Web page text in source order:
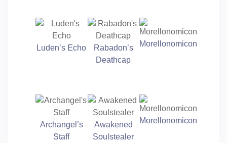
Luden’s Echo
Rabadon’s
Deathcap
Morellonomicon
Archangel’s
Staff
Awakened
Soulstealer
Morellonomicon